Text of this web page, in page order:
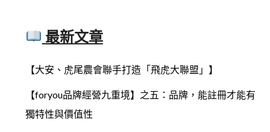
最新文章
【大安、虎尾農會聯手打造「飛虎大聯盟」】
【foryou品牌經營九重境】之五：品牌，能註冊才能有
獨特性與價值性